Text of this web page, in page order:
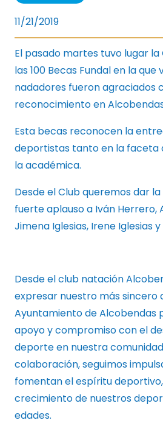
11/21/2019
El pasado martes tuvo lugar
las 100 Becas Fundal en la
nadadores fueron agraciados
reconocimiento en
Esta becas reconocen la
deportistas tanto en la faceta
la académica.
Desde el Club queremos dar
fuerte aplauso a Iván Herrero,
Jimena Iglesias, Irene Iglesias y
Desde el club natación
expresar nuestro más sincero
Ayuntamiento de Alcobendas
apoyo y compromiso con el
deporte en nuestra
colaboración, seguimos
fomentan el espíritu
crecimiento de nuestros
edades.